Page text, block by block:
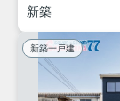
新築
新築一戸建